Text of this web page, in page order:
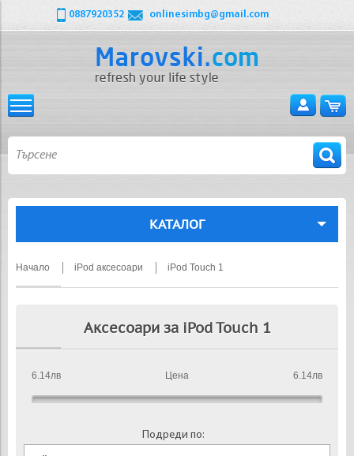
0887920352 onlinesimbg@gmail.com
КАТАЛОГ
Начало iPod аксесоари iPod Touch 1
Аксесоари за iPod Touch 1
6.14лв 6.14лв
Цена
Подреди по: